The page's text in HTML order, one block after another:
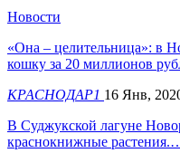
Новости
«Она – целительница»: в
кошку за 20 миллионов
КРАСНОДАР1 16 Янв,
В Суджукской лагуне
краснокнижные